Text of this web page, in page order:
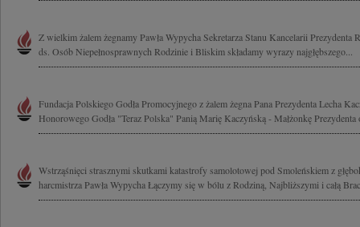
Z wielkim żalem żegnamy Pawła Wypycha Sekretarza Stanu Kancelarii Prezydenta
ds. Osób Niepełnosprawnych Rodzinie i Bliskim składamy wyrazy najgłębszego...
Fundacja Polskiego Godła Promocyjnego z żalem żegna Pana Prezydenta Lecha
Honorowego Godła "Teraz Polska" Panią Marię Kaczyńską - Małżonkę Prezydenta
Wstrząśnięci strasznymi skutkami katastrofy samolotowej pod Smoleńskiem z
harcmistrza Pawła Wypycha Łączymy się w bólu z Rodziną, Najbliższymi i całą